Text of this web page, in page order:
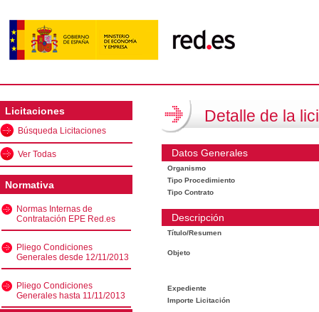
Licitaciones
Búsqueda Licitaciones
Ver Todas
Normativa
Normas Internas de
Contratación EPE Red.es
Pliego Condiciones
Generales desde 12/11/2013
Pliego Condiciones
Generales hasta 11/11/2013
Detalle de la
Datos Generales
Organismo
Tipo Procedimiento
Tipo Contrato
Descripción
Título/Resumen
Objeto
Expediente
Importe Licitación